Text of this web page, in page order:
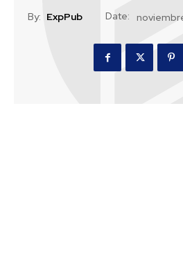
By: ExpPub Date: